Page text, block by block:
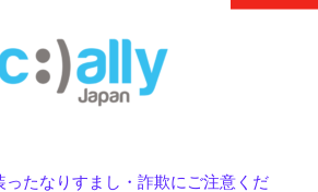
ったなりすまし・詐欺にご注意くだ